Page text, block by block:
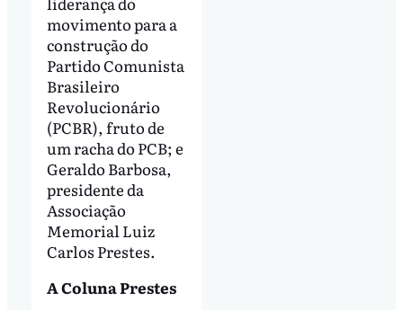
movimento para a
construção do
Partido Comunista
Brasileiro
Revolucionário
(PCBR), fruto de
um racha do PCB; e
Geraldo Barbosa,
presidente da
Associação
Memorial Luiz
Carlos Prestes.
A Coluna Prestes